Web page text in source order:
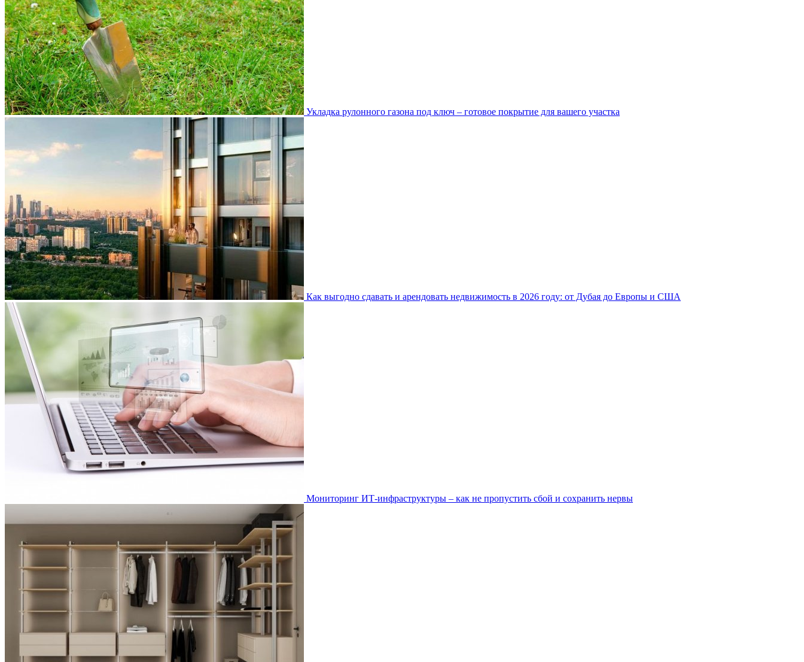
Укладка рулонного газона под ключ – готовое покрытие для вашего участка
Как выгодно сдавать и арендовать недвижимость в 2026 году: от Дубая до Европы и США
Мониторинг ИТ-инфраструктуры – как не пропустить сбой и сохранить нервы